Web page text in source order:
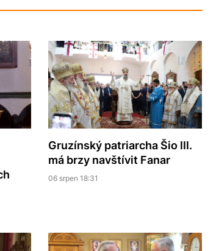
Gruzínský patriarcha Šio III.
má brzy navštívit Fanar
06 srpen 18:31